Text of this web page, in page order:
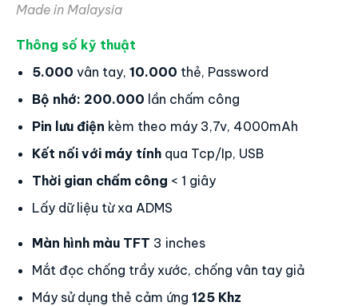
Made in Malaysia
Thông số kỹ thuật
5.000 vân tay, 10.000 thẻ, Password
Bộ nhớ: 200.000 lần chấm công
Pin lưu điện kèm theo máy 3,7v, 4000mAh
Kết nối với máy tính qua Tcp/Ip, USB
Thời gian chấm công < 1 giây
Lấy dữ liệu từ xa ADMS
Màn hình màu TFT 3 inches
Mắt đọc chống trầy xước, chống vân tay giả
Máy sử dụng thẻ cảm ứng 125 Khz